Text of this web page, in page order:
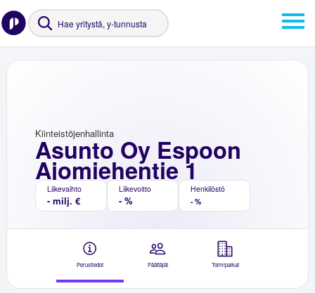
Asunto Oy Espoon
Ajomiehentie 1
Kiinteistöjenhallinta
Liikevaihto
- milj. €
Liikevoitto
- %
Henkilöstö
- %
Perustiedot Päättäjät Toimipaikat